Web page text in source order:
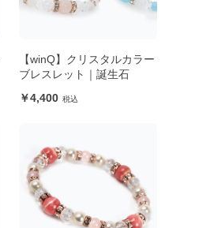
【winQ】クリスタルカラー
ブレスレット｜誕生石
4,400